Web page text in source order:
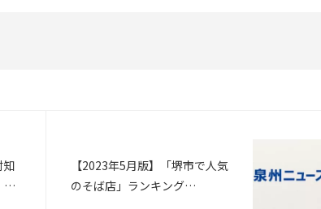
知
【2023年5月版】「堺市で人気
のそば店」ランキング